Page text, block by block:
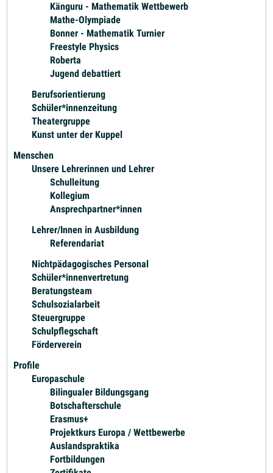
Känguru - Mathematik Wettbewerb
Mathe-Olympiade
Bonner - Mathematik Turnier
Freestyle Physics
Roberta
Jugend debattiert
Berufsorientierung
Schüler*innenzeitung
Theatergruppe
Kunst unter der Kuppel
Menschen
Unsere Lehrerinnen und Lehrer
Schulleitung
Kollegium
Ansprechpartner*innen
Lehrer/Innen in Ausbildung
Referendariat
Nichtpädagogisches Personal
Schüler*innenvertretung
Beratungsteam
Schulsozialarbeit
Steuergruppe
Schulpflegschaft
Förderverein
Profile
Europaschule
Bilingualer Bildungsgang
Botschafterschule
Erasmus+
Projektkurs Europa / Wettbewerbe
Auslandspraktika
Fortbildungen